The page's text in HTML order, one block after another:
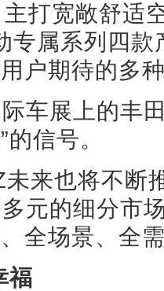
打宽敞舒适
专属系列四
户期待的多
车展上的丰
信号。
未来也将不断
元的细分市
全场景、全
福